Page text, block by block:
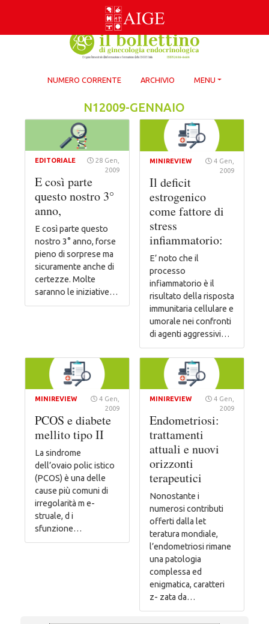
NUMERO CORRENTE ARCHIVIO MENU
N12009-GENNAIO
EDITORIALE
28 Gen,
2009
E così parte
questo nostro 3°
anno,
E così parte questo
nostro 3° anno, forse
pieno di sorprese ma
sicuramente anche di
certezze. Molte
saranno le iniziative…
MINIREVIEW
4 Gen,
2009
Il deficit
estrogenico
come fattore di
stress
infiammatorio:
E’ noto che il
processo
infiammatorio è il
risultato della risposta
immunitaria cellulare e
umorale nei confronti
di agenti aggressivi…
MINIREVIEW
4 Gen,
2009
PCOS e diabete
mellito tipo II
La sindrome
dell’ovaio polic istico
(PCOS) è una delle
cause più comuni di
irregolarità m e-
struale, d i
sfunzione…
MINIREVIEW
4 Gen,
2009
Endometriosi:
trattamenti
attuali e nuovi
orizzonti
terapeutici
Nonostante i
numerosi contributi
offerti dalla let
teratura mondiale,
l’endometriosi rimane
una patologia
complessa ed
enigmatica, caratteri
z- zata da…